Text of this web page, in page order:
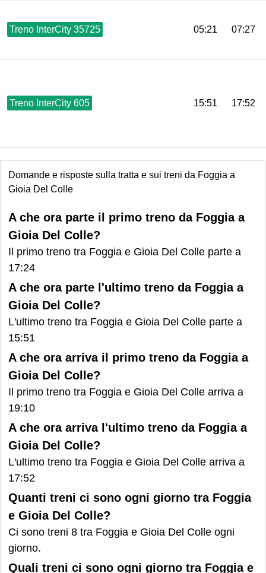
Treno InterCity 35725 05:21 07:27
Treno InterCity 605 15:51 17:52
Domande e risposte sulla tratta e sui treni da Foggia a
Gioia Del Colle
A che ora parte il primo treno da Foggia a
Gioia Del Colle?
Il primo treno tra Foggia e Gioia Del Colle parte a
17:24
A che ora parte l'ultimo treno da Foggia a
Gioia Del Colle?
L'ultimo treno tra Foggia e Gioia Del Colle parte a
15:51
A che ora arriva il primo treno da Foggia a
Gioia Del Colle?
Il primo treno tra Foggia e Gioia Del Colle arriva a
19:10
A che ora arriva l'ultimo treno da Foggia a
Gioia Del Colle?
L'ultimo treno tra Foggia e Gioia Del Colle arriva a
17:52
Quanti treni ci sono ogni giorno tra Foggia
e Gioia Del Colle?
Ci sono treni 8 tra Foggia e Gioia Del Colle ogni
giorno.
Quali treni ci sono ogni giorno tra Foggia e